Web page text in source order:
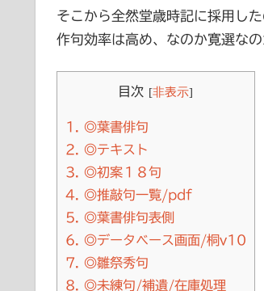
そこから全然堂歳時記に採用し
作句効率は高め、なのか寛選
目次 [非表示]
1. ◎葉書俳句
2. ◎テキスト
3. ◎初案１８句
4. ◎推敲句一覧/pdf
5. ◎葉書俳句表側
6. ◎データベース画面/桐v10
7. ◎雛祭秀句
8. ◎未練句/補遺/在庫処理